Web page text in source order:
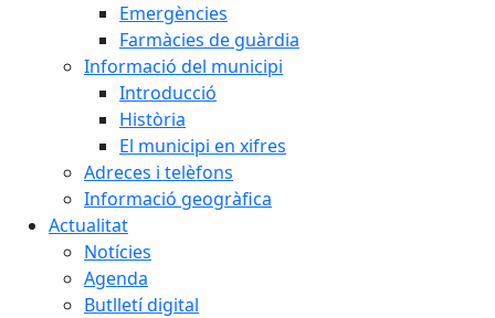
Emergències
Farmàcies de guàrdia
Informació del municipi
Introducció
Història
El municipi en xifres
Adreces i telèfons
Informació geogràfica
Actualitat
Notícies
Agenda
Butlletí digital